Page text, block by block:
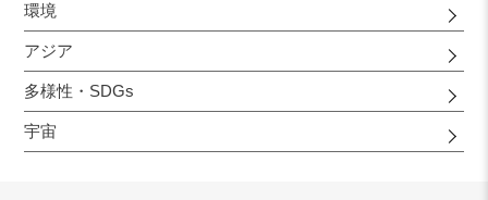
環境
アジア
多様性・SDGs
宇宙